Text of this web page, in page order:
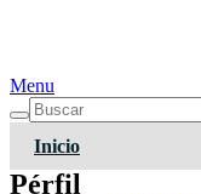
Menu
Inicio
Pérfil